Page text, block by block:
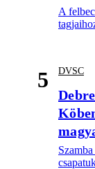
A
5 DVSC